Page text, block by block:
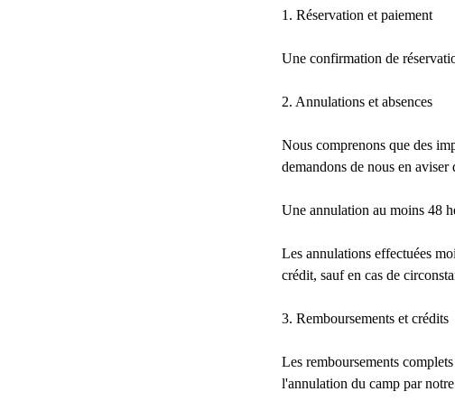
1. Réservation et paiement
Une confirmation de
2. Annulations et absences
Nous comprenons que des
demandons de nous en aviser
Une annulation au moins 48
Les annulations effectuées
crédit, sauf en cas de
3. Remboursements et crédits
Les remboursements
l'annulation du camp par